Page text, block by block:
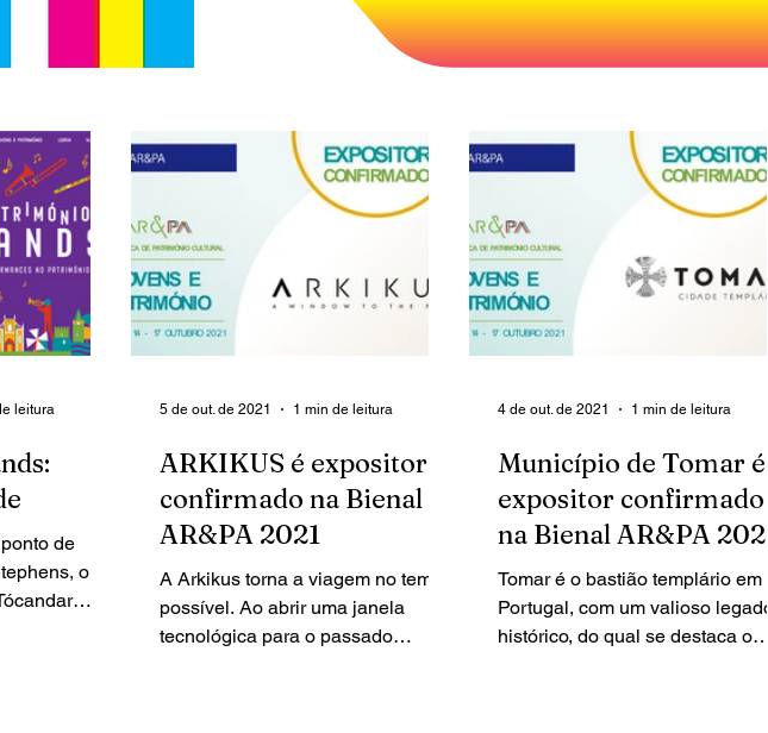
de
o
leitura
ARKIKUS é expositor
confirmado na Bienal
AR&PA 2021
A Arkikus torna a viagem no tempo
possível. Ao abrir uma janela
tecnológica para o passado
5 de out. de 2021 1 min de leitura
Município de Tomar é
expositor confirmado
na Bienal AR&PA 2021
Tomar é o bastião templário em
Portugal, com um valioso legado
histórico, do qual se destaca o
4 de out. de 2021 1 min de leitura